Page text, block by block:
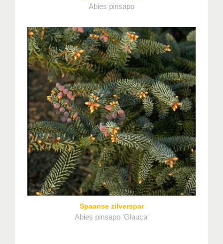
Abies pinsapo
Spaanse zilverspar
Abies pinsapo 'Glauca'